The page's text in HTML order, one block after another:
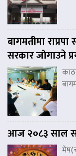
बागमतीमा
सरकार जोगाउने
आज २०८३ साल